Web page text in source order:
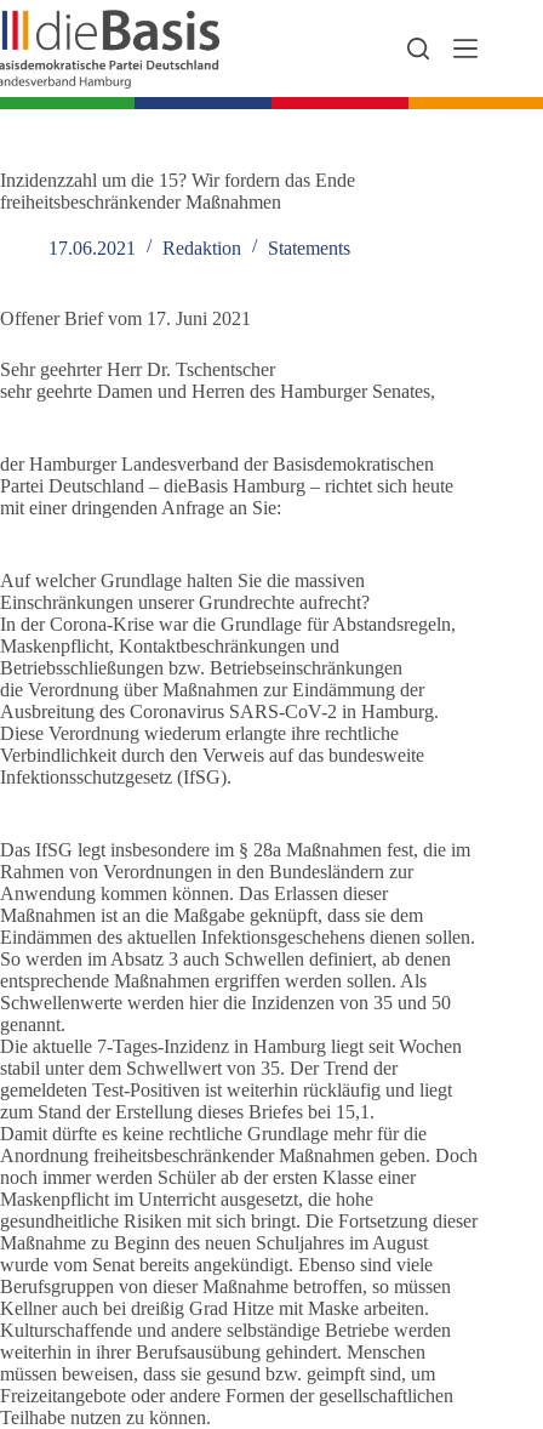
Zum
Inhalt
springen
Inzidenzzahl um die 15? Wir fordern das Ende
freiheitsbeschränkender Maßnahmen
17.06.2021 Redaktion Statements
Offener Brief vom 17. Juni 2021
Sehr geehrter Herr Dr. Tschentscher
sehr geehrte Damen und Herren des Hamburger Senates,
der Hamburger Landesverband der Basisdemokratischen
Partei Deutschland – dieBasis Hamburg – richtet sich heute
mit einer dringenden Anfrage an Sie:
Auf welcher Grundlage halten Sie die massiven
Einschränkungen unserer Grundrechte aufrecht?
In der Corona-Krise war die Grundlage für Abstandsregeln,
Maskenpflicht, Kontaktbeschränkungen und
Betriebsschließungen bzw. Betriebseinschränkungen
die Verordnung über Maßnahmen zur Eindämmung der
Ausbreitung des Coronavirus SARS-CoV-2 in Hamburg.
Diese Verordnung wiederum erlangte ihre rechtliche
Verbindlichkeit durch den Verweis auf das bundesweite
Infektionsschutzgesetz (IfSG).
Das IfSG legt insbesondere im § 28a Maßnahmen fest, die im
Rahmen von Verordnungen in den Bundesländern zur
Anwendung kommen können. Das Erlassen dieser
Maßnahmen ist an die Maßgabe geknüpft, dass sie dem
Eindämmen des aktuellen Infektionsgeschehens dienen sollen.
So werden im Absatz 3 auch Schwellen definiert, ab denen
entsprechende Maßnahmen ergriffen werden sollen. Als
Schwellenwerte werden hier die Inzidenzen von 35 und 50
genannt.
Die aktuelle 7-Tages-Inzidenz in Hamburg liegt seit Wochen
stabil unter dem Schwellwert von 35. Der Trend der
gemeldeten Test-Positiven ist weiterhin rückläufig und liegt
zum Stand der Erstellung dieses Briefes bei 15,1.
Damit dürfte es keine rechtliche Grundlage mehr für die
Anordnung freiheitsbeschränkender Maßnahmen geben. Doch
noch immer werden Schüler ab der ersten Klasse einer
Maskenpflicht im Unterricht ausgesetzt, die hohe
gesundheitliche Risiken mit sich bringt. Die Fortsetzung dieser
Maßnahme zu Beginn des neuen Schuljahres im August
wurde vom Senat bereits angekündigt. Ebenso sind viele
Berufsgruppen von dieser Maßnahme betroffen, so müssen
Kellner auch bei dreißig Grad Hitze mit Maske arbeiten.
Kulturschaffende und andere selbständige Betriebe werden
weiterhin in ihrer Berufsausübung gehindert. Menschen
müssen beweisen, dass sie gesund bzw. geimpft sind, um
Freizeitangebote oder andere Formen der gesellschaftlichen
Teilhabe nutzen zu können.